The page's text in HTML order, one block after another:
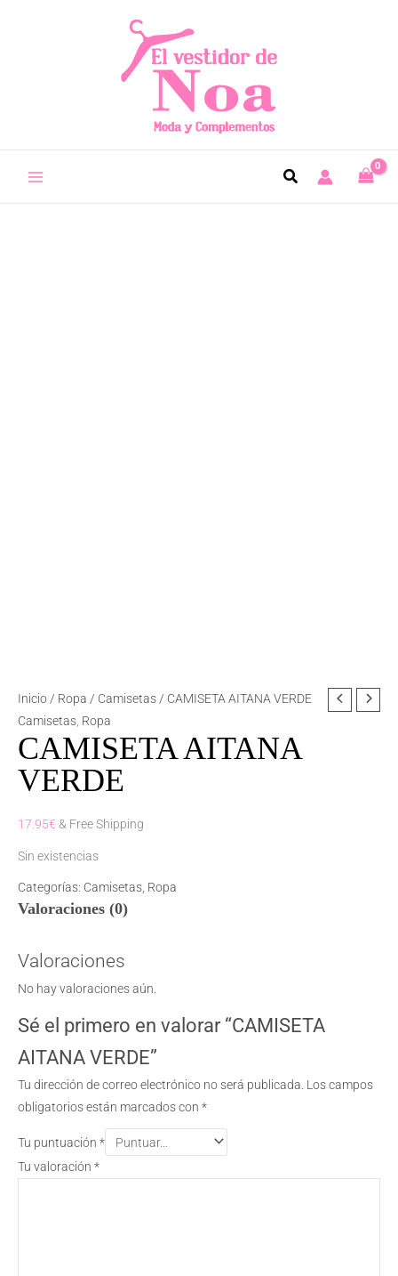
Inicio/ Ropa / Camisetas/ CAMISETA AITANA VERDE
Camisetas, Ropa
CAMISETA AITANA
VERDE
17.95€ & Free Shipping
Sin existencias
Categorías: Camisetas, Ropa
Valoraciones (0)
Valoraciones
No hay valoraciones aún.
Sé el primero en valorar “CAMISETA
AITANA VERDE”
Tu dirección de correo electrónico no será publicada. Los campos
obligatorios están marcados con *
Tu puntuación *
Tu valoración *